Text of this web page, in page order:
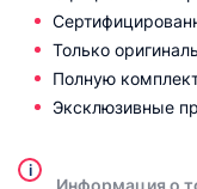
Только
Полную
Эксклюзивные
i
Информация о